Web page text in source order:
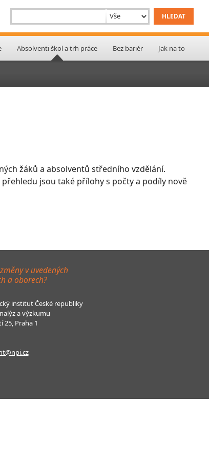
Absolventi škol a trh práce Bez bariér Jak na to
žáků a absolventů středního vzdělání.
jsou také přílohy s počty a podíly nově
v uvedených
a oborech?
institut České republiky
a výzkumu
25, Praha 1